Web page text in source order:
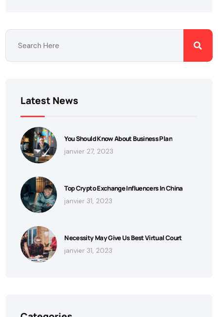
Latest News
You Should Know About Business Plan
janvier 27, 2023
Top Crypto Exchange Influencers In China
janvier 31, 2023
Necessity May Give Us Best Virtual Court
janvier 31, 2023